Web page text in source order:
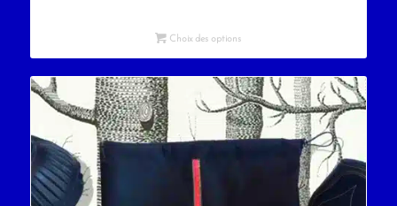
Choix des options